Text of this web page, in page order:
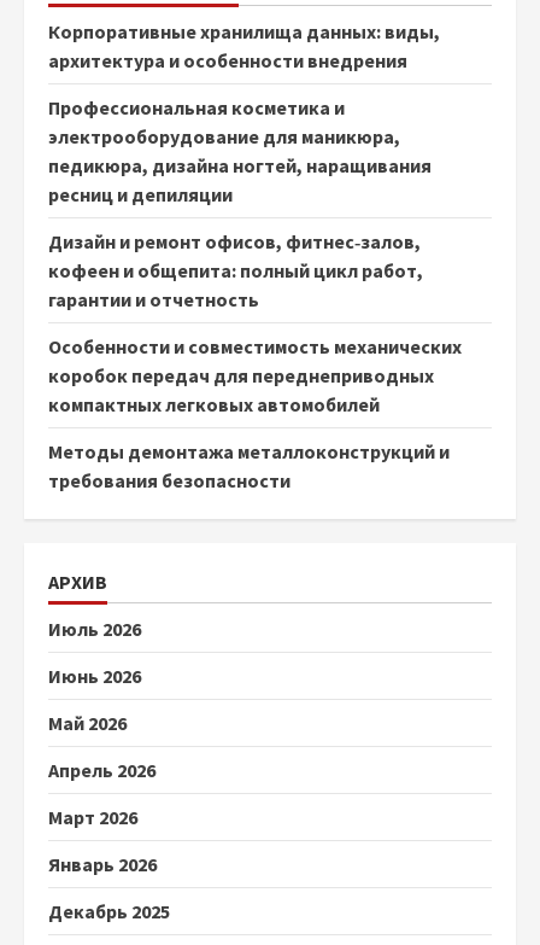
Корпоративные хранилища данных: виды,
архитектура и особенности внедрения
Профессиональная косметика и
электрооборудование для маникюра,
педикюра, дизайна ногтей, наращивания
ресниц и депиляции
Дизайн и ремонт офисов, фитнес‑залов,
кофеен и общепита: полный цикл работ,
гарантии и отчетность
Особенности и совместимость механических
коробок передач для переднеприводных
компактных легковых автомобилей
Методы демонтажа металлоконструкций и
требования безопасности
АРХИВ
Июль 2026
Июнь 2026
Май 2026
Апрель 2026
Март 2026
Январь 2026
Декабрь 2025